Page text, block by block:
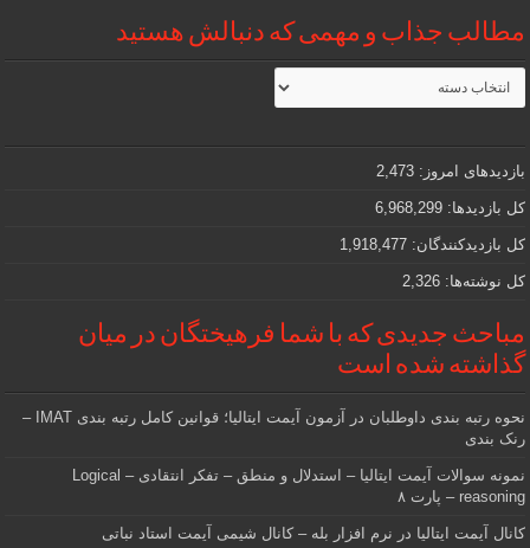
مطالب جذاب و مهمی که دنبالش هستید
مطالب
جذاب
و
که
دنبالش
هستید
بازدیدهای امروز:2,473
کل بازدیدها:6,968,299
کل بازدیدکنند‌گان:1,918,477
کل نوشته‌ها:2,326
مباحث جدیدی که با شما فرهیختگان در میان
گذاشته شده است
نحوه رتبه بندی داوطلبان در آزمون آیمت ایتالیا؛ قوانین کامل رتبه بندی IMAT –
رنک بندی
نمونه سوالات آیمت ایتالیا – استدلال و منطق – تفکر انتقادی – Logical
reasoning – پارت ۸
کانال آیمت ایتالیا در نرم افزار بله – کانال شیمی آیمت استاد نباتی